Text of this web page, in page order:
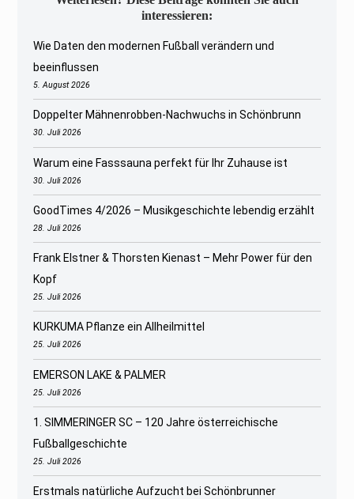
interessieren:
Wie Daten den modernen Fußball verändern und
beeinflussen
5. August 2026
Doppelter Mähnenrobben-Nachwuchs in Schönbrunn
30. Juli 2026
Warum eine Fasssauna perfekt für Ihr Zuhause ist
30. Juli 2026
GoodTimes 4/2026 – Musikgeschichte lebendig erzählt
28. Juli 2026
Frank Elstner & Thorsten Kienast – Mehr Power für den
Kopf
25. Juli 2026
KURKUMA Pflanze ein Allheilmittel
25. Juli 2026
EMERSON LAKE & PALMER
25. Juli 2026
1. SIMMERINGER SC – 120 Jahre österreichische
Fußballgeschichte
25. Juli 2026
Erstmals natürliche Aufzucht bei Schönbrunner